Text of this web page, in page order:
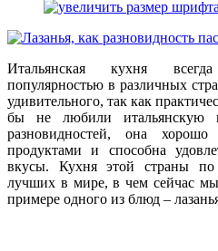
Итальянская кухня
популярностью в различных
удивительного, так как
бы не любили итальянскую
разновидностей, она
продуктами и способна
вкусы. Кухня этой страны по
лучших в мире, в чем сейчас мы
примере одного из блюд –